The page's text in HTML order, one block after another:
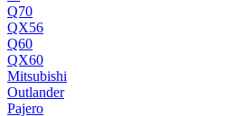
Q70
QX56
Q60
QX60
Mitsubishi
Outlander
Pajero